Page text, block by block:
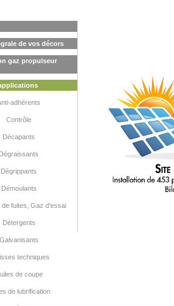
de vos décors
gaz propulseur
adhérents
Contrôle
Décapants
Dégraissants
Dégrippants
Démoulants
de fuites, Gaz d'essai
Détergents
Galvanisants
techniques
de coupe
de lubrification